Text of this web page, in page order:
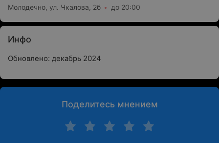
Молодечно, ул. Чкалова, 2б до 20:00
Инфо
Обновлено: декабрь 2024
Поделитесь мнением